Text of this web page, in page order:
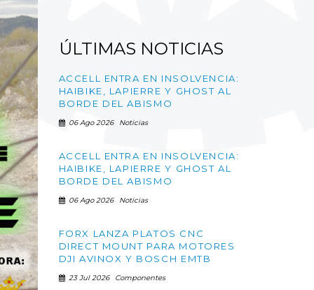
ÚLTIMAS NOTICIAS
ACCELL ENTRA EN INSOLVENCIA:
HAIBIKE, LAPIERRE Y GHOST AL
BORDE DEL ABISMO
06 Ago 2026 Noticias
ACCELL ENTRA EN INSOLVENCIA:
HAIBIKE, LAPIERRE Y GHOST AL
BORDE DEL ABISMO
06 Ago 2026 Noticias
FORX LANZA PLATOS CNC
DIRECT MOUNT PARA MOTORES
DJI AVINOX Y BOSCH EMTB
23 Jul 2026 Componentes